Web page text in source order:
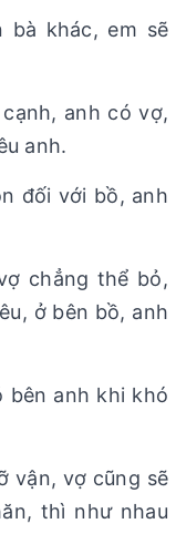
bà khác, em sẽ
anh có vợ,
anh.
đối với bồ, anh
chẳng thể bỏ,
ở bên bồ, anh
bên anh khi khó
vận, vợ cũng sẽ
thì như nhau